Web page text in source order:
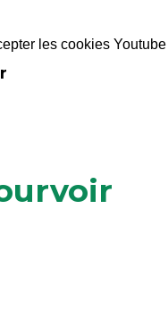
les cookies Youtube